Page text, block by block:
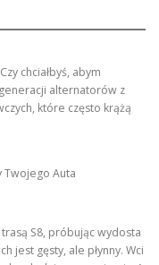
Czy chciałbyś, abym
alternatorów z
które często krążą
Twojego Auta
S8, próbując wydosta
jest gęsty, ale płynny. Wci